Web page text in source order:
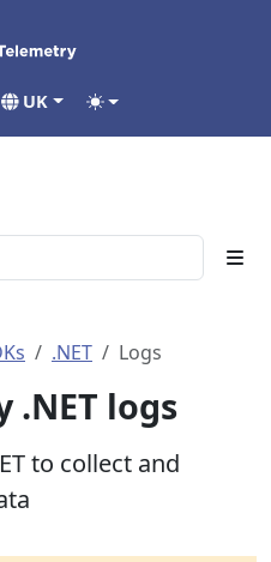
UK
.NET Logs
.NET logs
to collect and